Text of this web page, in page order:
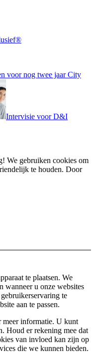
voor nog twee jaar City
Intervisie voor D&I
We gebruiken cookies om
te houden. Door
te plaatsen. We
wanneer u onze websites
te
aan te passen.
informatie. U kunt
Houd er rekening mee dat
van invloed kan zijn op
die we kunnen bieden.